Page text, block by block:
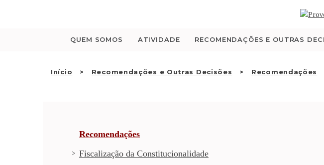
QUEM SOMOS ATIVIDADE RECOMENDAÇÕES E OUTRAS
Início Recomendações e Outras Decisões Recomendações
QUEM
ATIVIDADE
Recomendações
Fiscalização da Constitucionalidade